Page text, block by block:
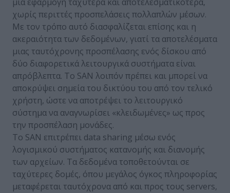
χωρίς περιττές προσπελάσεις πολλαπλών μέσων.
Με τον τρόπο αυτό διασφαλίζεται επίσης και η
ακεραιότητα των δεδομένων, γιατί τα αποτελέσματα
μιας ταυτόχρονης προσπέλασης ενός δίσκου από
δύο διαφορετικά λειτουργικά συστήματα είναι
απρόβλεπτα. Το SAN λοιπόν πρέπει και μπορεί να
αποκρύψει σημεία του δικτύου του από τον τελικό
χρήστη, ώστε να αποτρέψει το λειτουργικό
σύστημα να αναγνωρίσει «κλειδωμένες» ως προς
την προσπέλαση μονάδες.
Το SAN επιτρέπει data sharing μέσω ενός
λογισμικού συστήματος κατανομής και διανομής
των αρχείων. Τα δεδομένα τοποθετούνται σε
ταχύτερες δομές, όπου μεγάλος όγκος πληροφορίας
μεταφέρεται ταυτόχρονα από και προς τους servers,